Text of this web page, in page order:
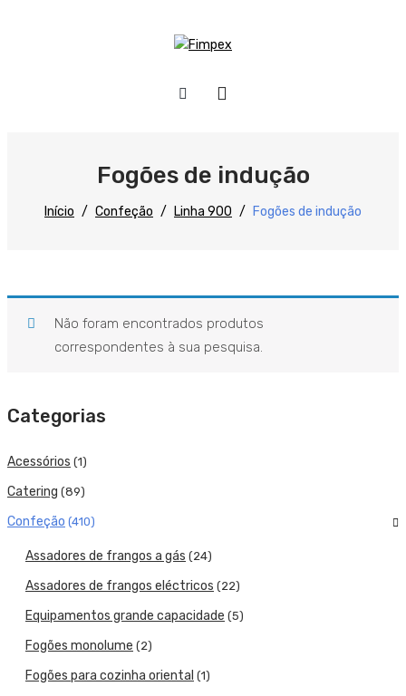
QUEM SOMOS
PRODUTOS
Distribuição
REFERÊNCIAS
BLOG
CONTACTOS
Fogões de indução
Início / Confeção / Linha 900 / Fogões de indução
Não foram encontrados produtos
correspondentes à sua pesquisa.
Categorias
Acessórios (1)
Catering (89)
Confeção (410)
Assadores de frangos a gás (24)
Assadores de frangos eléctricos (22)
Equipamentos grande capacidade (5)
Fogões monolume (2)
Fogões para cozinha oriental (1)